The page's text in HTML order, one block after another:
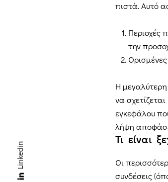
πιστά. Αυτό
Περιοχές
την
Η
να
εγκεφάλου
λήψη
Τι είναι
Οι
συνδέσεις
Linkedin